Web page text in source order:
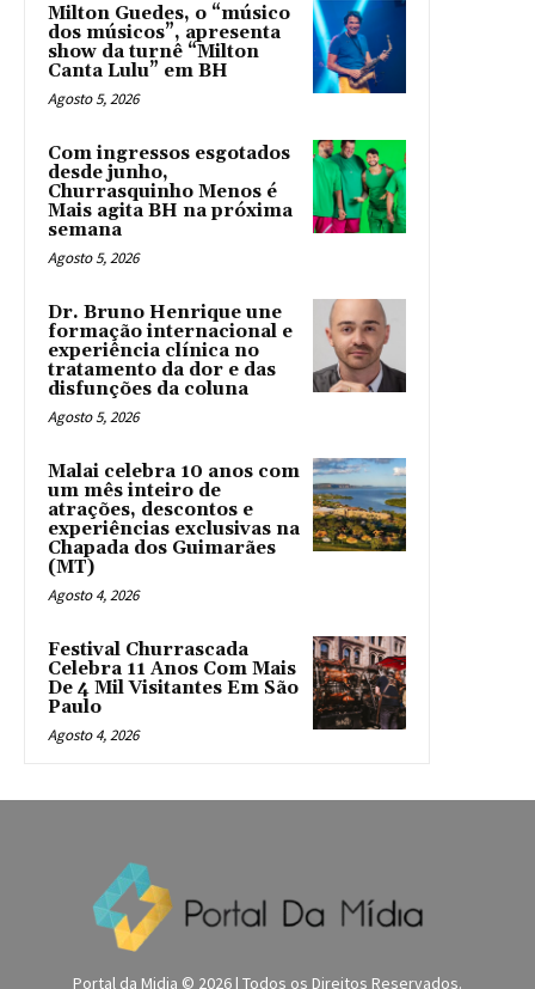
Milton Guedes, o “músico
dos músicos”, apresenta
show da turnê “Milton
Canta Lulu” em BH
Agosto 5, 2026
Com ingressos esgotados
desde junho,
Churrasquinho Menos é
Mais agita BH na próxima
semana
Agosto 5, 2026
Dr. Bruno Henrique une
formação internacional e
experiência clínica no
tratamento da dor e das
disfunções da coluna
Agosto 5, 2026
Malai celebra 10 anos com
um mês inteiro de
atrações, descontos e
experiências exclusivas na
Chapada dos Guimarães
(MT)
Agosto 4, 2026
Festival Churrascada
Celebra 11 Anos Com Mais
De 4 Mil Visitantes Em São
Paulo
Agosto 4, 2026
Portal da Midia © 2026 | Todos os Direitos Reservados.